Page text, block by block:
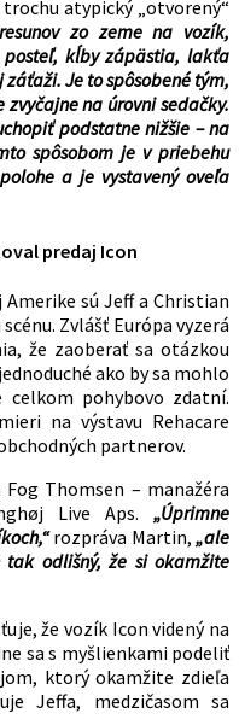
atypický „otvorený“
zo zeme na vozík,
kĺby zápästia, lakťa
Je to spôsobené tým,
na úrovni sedačky.
podstatne nižšie – na
spôsobom je v priebehu
a je vystavený oveľa
predaj Icon
sú Jeff a Christian
Zvlášť Európa vyzerá
že zaoberať sa otázkou
ako by sa mohlo
pohybovo zdatní.
na výstavu Rehacare
partnerov.
Thomsen – manažéra
Live Aps. „Úprimne
rozpráva Martin, „ale
tak odlišný, že si okamžite
že vozík Icon videný na
sa s myšlienkami podeliť
ktorý okamžite zdieľa
Jeffa, medzičasom sa